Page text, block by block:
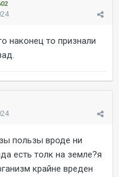
наконец то признали
пользы вроде ни
есть толк на земле?я
крайне вреден